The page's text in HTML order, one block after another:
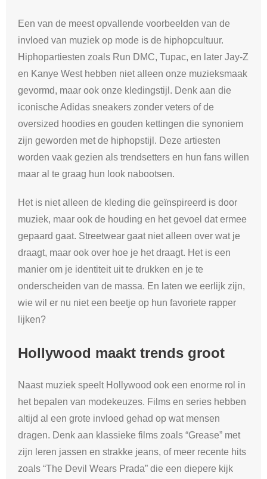
Een van de meest opvallende voorbeelden van de
invloed van muziek op mode is de hiphopcultuur.
Hiphopartiesten zoals Run DMC, Tupac, en later Jay-Z
en Kanye West hebben niet alleen onze muzieksmaak
gevormd, maar ook onze kledingstijl. Denk aan die
iconische Adidas sneakers zonder veters of de
oversized hoodies en gouden kettingen die synoniem
zijn geworden met de hiphopstijl. Deze artiesten
worden vaak gezien als trendsetters en hun fans willen
maar al te graag hun look nabootsen.
Het is niet alleen de kleding die geïnspireerd is door
muziek, maar ook de houding en het gevoel dat ermee
gepaard gaat. Streetwear gaat niet alleen over wat je
draagt, maar ook over hoe je het draagt. Het is een
manier om je identiteit uit te drukken en je te
onderscheiden van de massa. En laten we eerlijk zijn,
wie wil er nu niet een beetje op hun favoriete rapper
lijken?
Hollywood maakt trends groot
Naast muziek speelt Hollywood ook een enorme rol in
het bepalen van modekeuzes. Films en series hebben
altijd al een grote invloed gehad op wat mensen
dragen. Denk aan klassieke films zoals “Grease” met
zijn leren jassen en strakke jeans, of meer recente hits
zoals “The Devil Wears Prada” die een diepere kijk